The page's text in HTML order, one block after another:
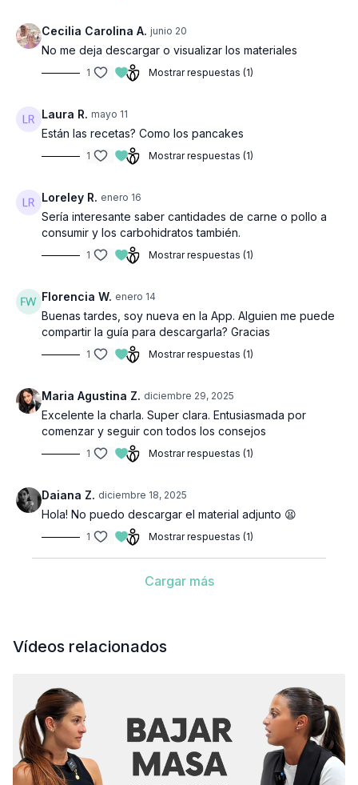
Cecilia Carolina A. junio 20
No me deja descargar o visualizar los materiales
1 Mostrar respuestas (1)
Laura R. mayo 11
Están las recetas? Como los pancakes
1 Mostrar respuestas (1)
Loreley R. enero 16
Sería interesante saber cantidades de carne o pollo a
consumir y los carbohidratos también.
1 Mostrar respuestas (1)
Florencia W. enero 14
Buenas tardes, soy nueva en la App. Alguien me puede
compartir la guía para descargarla? Gracias
1 Mostrar respuestas (1)
Maria Agustina Z. diciembre 29, 2025
Excelente la charla. Super clara. Entusiasmada por
comenzar y seguir con todos los consejos
1 Mostrar respuestas (1)
Daiana Z. diciembre 18, 2025
Hola! No puedo descargar el material adjunto 😫
1 Mostrar respuestas (1)
Cargar más
Vídeos relacionados